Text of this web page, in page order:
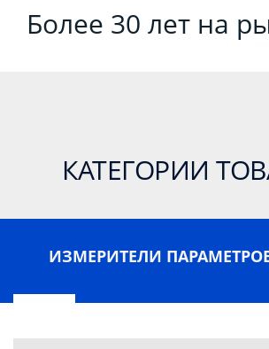
Более 30 лет на
КАТЕГОРИИ
ИЗМЕРИТЕЛИ